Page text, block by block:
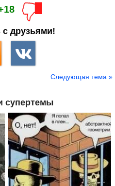
с друзьями!
Следующая тема »
супертемы